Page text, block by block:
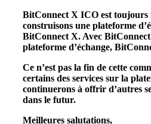
BitConnect X ICO est toujours
construisons une plateforme
BitConnect X. Avec
plateforme d’échange,
Ce n’est pas la fin de cette
certains des services sur la
continuerons à offrir d’autres
dans le futur.
Meilleures salutations,